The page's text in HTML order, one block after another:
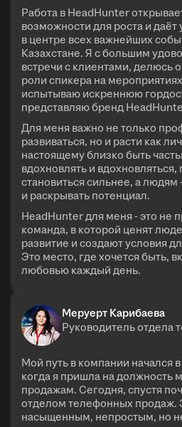
Работа в HeadHunter
возможности для роста и
в центре всех важнейших
Казахстане. Я с большим
встречи с клиентами, делюсь
роли спикера на
испытываю искреннюю
представляю бренд
Для меня важно не только
развиваться, но и расти как
настоящему близко быть
вдохновлять и
становиться сильнее, а людям
и раскрывать потенциал.
HeadHunter для меня - это не
команда, в которой ценят
развитие и создают условия
Это место, где хочется быть,
любовью каждый день.
Меруерт Карибаева
Руководитель отдела
Мой путь в компании начался
когда я пришла на должность
продажам. Сегодня, спустя
отделом телефонных продаж.
насыщенным, непростым, но